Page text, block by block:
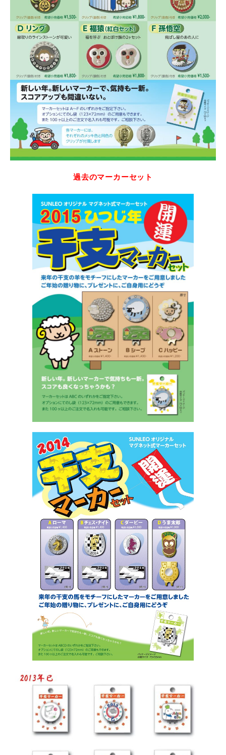
過去のマーカーセット